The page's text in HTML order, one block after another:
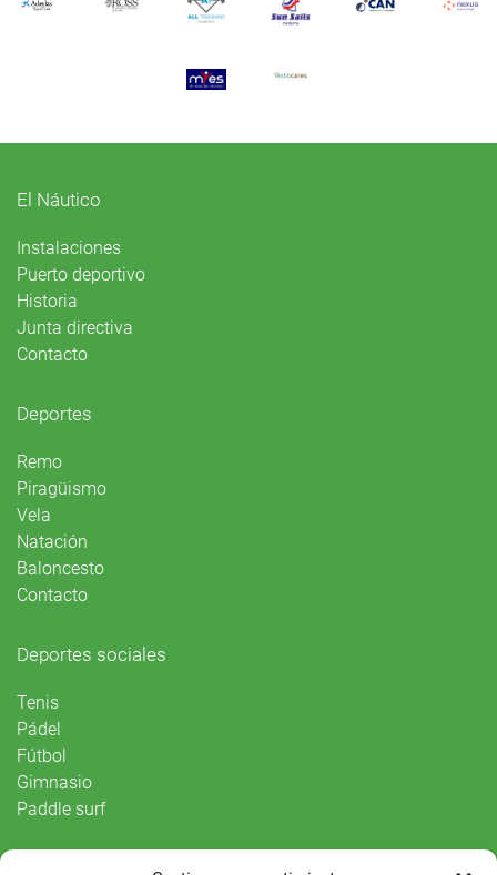
El Náutico
Instalaciones
Puerto deportivo
Historia
Junta directiva
Contacto
Deportes
Remo
Piragüismo
Vela
Natación
Baloncesto
Contacto
Deportes sociales
Tenis
Pádel
Fútbol
Gimnasio
Paddle surf